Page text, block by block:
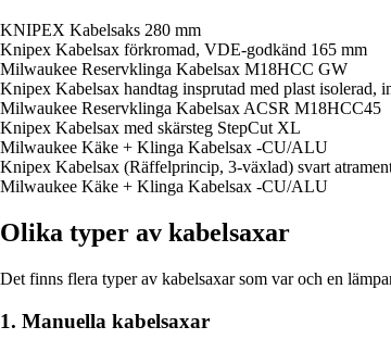
KNIPEX Kabelsaks 280 mm
Knipex Kabelsax förkromad, VDE-godkänd 165 mm
Milwaukee Reservklinga Kabelsax M18HCC GW
Knipex Kabelsax handtag insprutad med plast isolerad,
Milwaukee Reservklinga Kabelsax ACSR M18HCC45
Knipex Kabelsax med skärsteg StepCut XL
Milwaukee Käke + Klinga Kabelsax -CU/ALU
Knipex Kabelsax (Räffelprincip, 3-växlad) svart
Milwaukee Käke + Klinga Kabelsax -CU/ALU
Olika typer av kabelsaxar
Det finns flera typer av kabelsaxar som var och en
1. Manuella kabelsaxar